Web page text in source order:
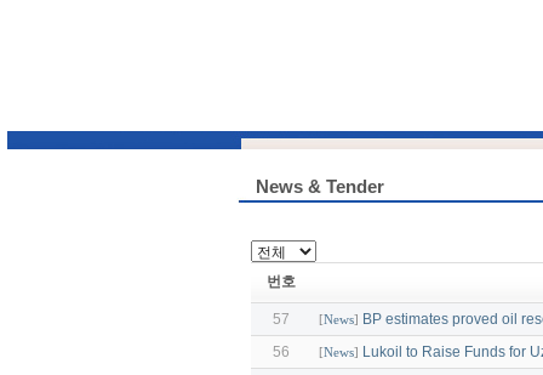
News & Tender
번호
57 [News]
BP estimates proved oil
56
[News]
Lukoil to Raise Funds for